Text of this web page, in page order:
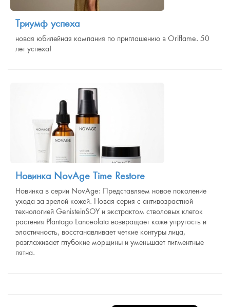
Триумф успеха
новая юбилейная кампания по приглашению в Oriflame. 50
лет успеха!
Новинка NovAge Time Restore
Новинка в серии NovAge: Представляем новое поколение
ухода за зрелой кожей. Новая серия с антивозрастной
технологией GenisteinSOY и экстрактом стволовых клеток
растения Plantago Lanceolata возвращает коже упругость и
эластичность, восстанавливает четкие контуры лица,
разглаживает глубокие морщины и уменьшает пигментные
пятна.